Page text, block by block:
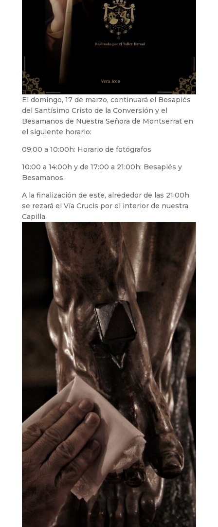
El domingo, 17 de marzo, continuará el Besapiés
del Santísimo Cristo de la Conversión y el
Besamanos de Nuestra Señora de Montserrat en
el siguiente horario:
09:00 a 10:00h: Horario de fotógrafos
10:00 a 14:00h y de 17:00 a 21:00h: Besapiés y
Besamanos.
A la finalización de este, alrededor de las 21:00h,
se rezará el Vía Crucis por el interior de nuestra
Capilla.